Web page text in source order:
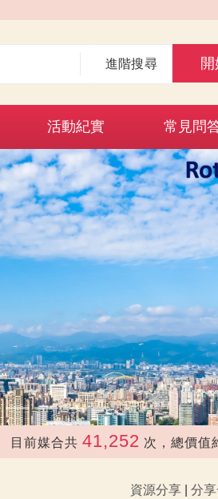
進階搜尋
活動紀實 常見問
41,252 次，總價值約
資源分享 分